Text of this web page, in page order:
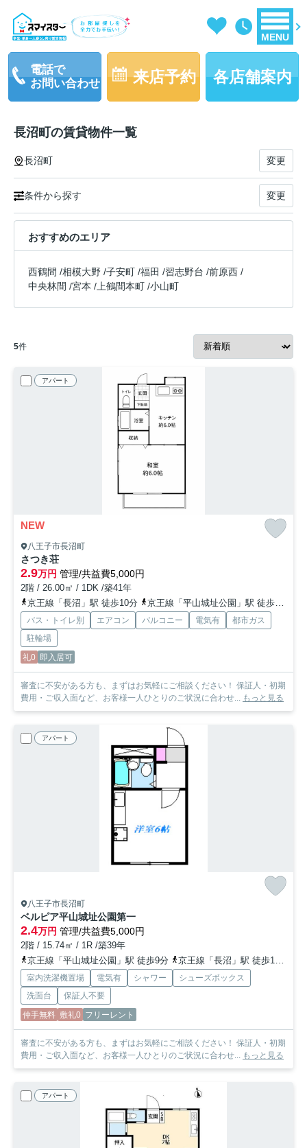
MENU
電話で
お問い合わせ
来店予約 各店舗案内
長沼町の賃貸物件一覧
長沼町 変更
条件から探す 変更
おすすめのエリア
西鶴間 /相模大野 /子安町 /福田 /習志野台 /前原西 /
中央林間 /宮本 / 上鶴間本町 /小山町
5件
アパート
NEW
八王子市長沼町
さつき荘
2.9万円 管理/共益費5,000円
2階 / 26.00㎡ / 1DK /築41年
京王線「長沼」駅 徒歩10分
京王線「平山城址公園」駅 徒歩16分
バス・トイレ別 エアコン バルコニー 電気有
都市ガス
駐輪場
礼0 即入居可
審査に不安がある方も、まずはお気軽にご相談ください！ 保証人・初期
費用・ご収入面など、お客様一人ひとりのご状況に合わせ... もっと見る
アパート
八王子市長沼町
ベルピア平山城址公園第一
2.4万円 管理/共益費5,000円
2階 / 15.74㎡ / 1R /築39年
京王線「平山城址公園」駅 徒歩9分
京王線「長沼」駅 徒歩18分
室内洗濯機置場 電気有 シャワー
シューズボックス
洗面台
保証人不要
仲手無料 敷礼0 フリーレント
審査に不安がある方も、まずはお気軽にご相談ください！ 保証人・初期
費用・ご収入面など、お客様一人ひとりのご状況に合わせ... もっと見る
アパート